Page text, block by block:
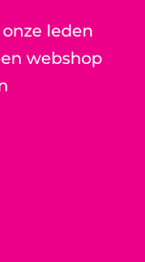
leden
webshop